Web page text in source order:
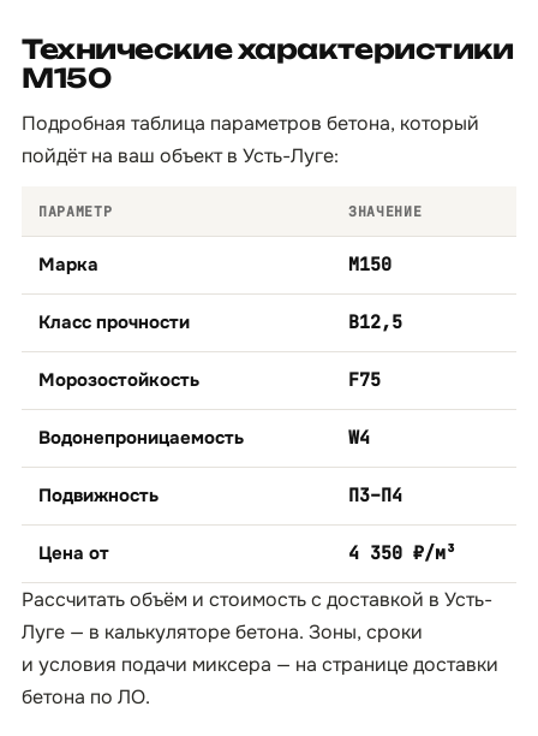
Технические характеристики
М150
Подробная таблица параметров бетона, который
пойдёт на ваш объект в Усть-Луге:
ПАРАМЕТР ЗНАЧЕНИЕ
Марка М150
Класс прочности B12,5
Морозостойкость F75
Водонепроницаемость W4
Подвижность П3–П4
Цена от 4 350 ₽/м³
Рассчитать объём и стоимость с доставкой в Усть-
Луге — в калькуляторе бетона. Зоны, сроки
и условия подачи миксера — на страницедоставки
бетона по ЛО.